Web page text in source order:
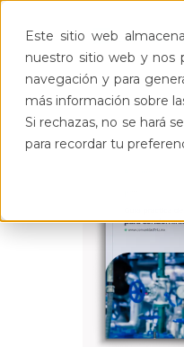
Este sitio web
nuestro sitio web y nos
navegación y para
más información sobre
Si rechazas, no se hará
para recordar tu